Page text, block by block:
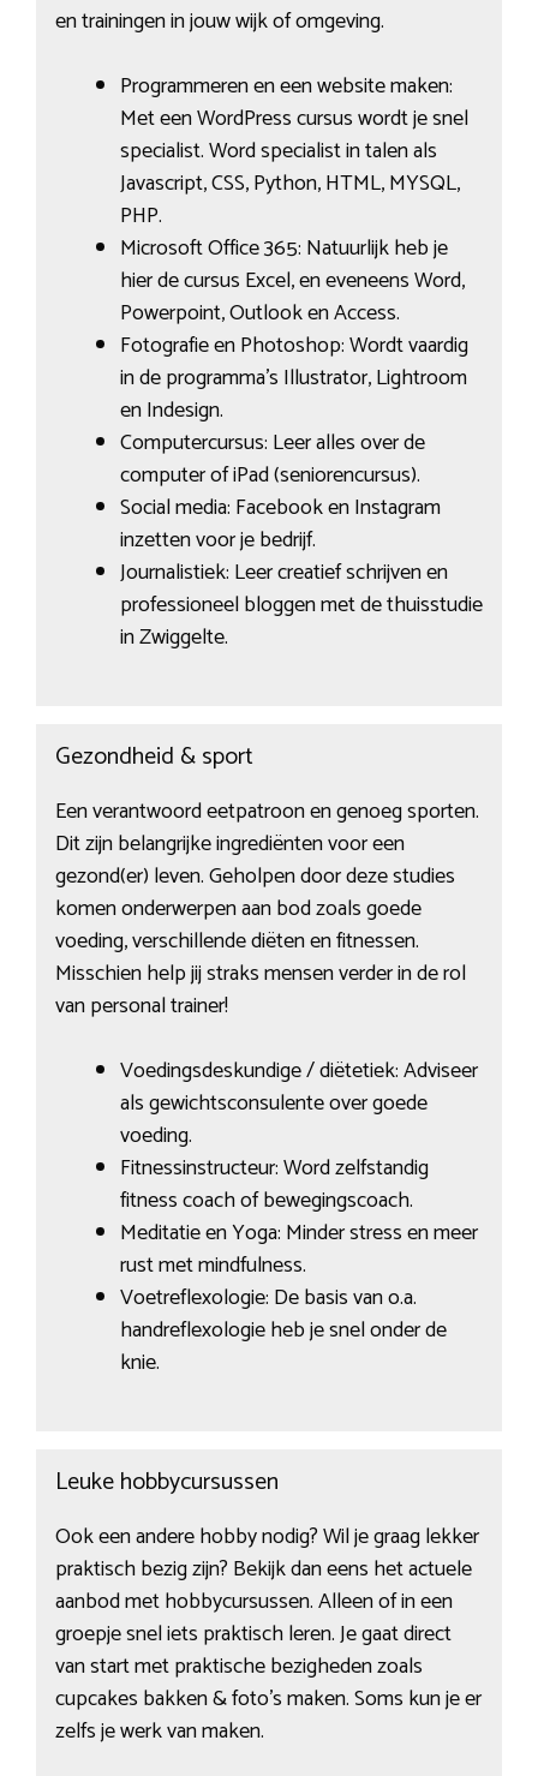
en trainingen in jouw wijk of omgeving.
Programmeren en een website maken:
Met een WordPress cursus wordt je snel
specialist. Word specialist in talen als
Javascript, CSS, Python, HTML, MYSQL,
PHP.
Microsoft Office 365: Natuurlijk heb je
hier de cursus Excel, en eveneens Word,
Powerpoint, Outlook en Access.
Fotografie en Photoshop: Wordt vaardig
in de programma’s Illustrator, Lightroom
en Indesign.
Computercursus: Leer alles over de
computer of iPad (seniorencursus).
Social media: Facebook en Instagram
inzetten voor je bedrijf.
Journalistiek: Leer creatief schrijven en
professioneel bloggen met de thuisstudie
in Zwiggelte.
Gezondheid & sport
Een verantwoord eetpatroon en genoeg sporten.
Dit zijn belangrijke ingrediënten voor een
gezond(er) leven. Geholpen door deze studies
komen onderwerpen aan bod zoals goede
voeding, verschillende diëten en fitnessen.
Misschien help jij straks mensen verder in de rol
van personal trainer!
Voedingsdeskundige / diëtetiek: Adviseer
als gewichtsconsulente over goede
voeding.
Fitnessinstructeur: Word zelfstandig
fitness coach of bewegingscoach.
Meditatie en Yoga: Minder stress en meer
rust met mindfulness.
Voetreflexologie: De basis van o.a.
handreflexologie heb je snel onder de
knie.
Leuke hobbycursussen
Ook een andere hobby nodig? Wil je graag lekker
praktisch bezig zijn? Bekijk dan eens het actuele
aanbod met hobbycursussen. Alleen of in een
groepje snel iets praktisch leren. Je gaat direct
van start met praktische bezigheden zoals
cupcakes bakken & foto’s maken. Soms kun je er
zelfs je werk van maken.